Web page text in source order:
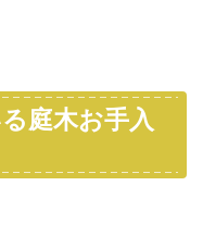
庭木お手入